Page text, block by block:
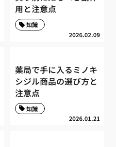
用と注意点
2026.02.09
知識
薬局で手に入るミノキ
シジル商品の選び方と
注意点
2026.01.21
知識